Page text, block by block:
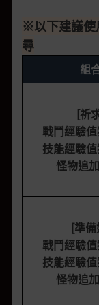
※以下建議使
尋
組
[祈
戰鬥經驗
技能經驗
怪物追
[準備
戰鬥經驗
技能經驗
怪物追